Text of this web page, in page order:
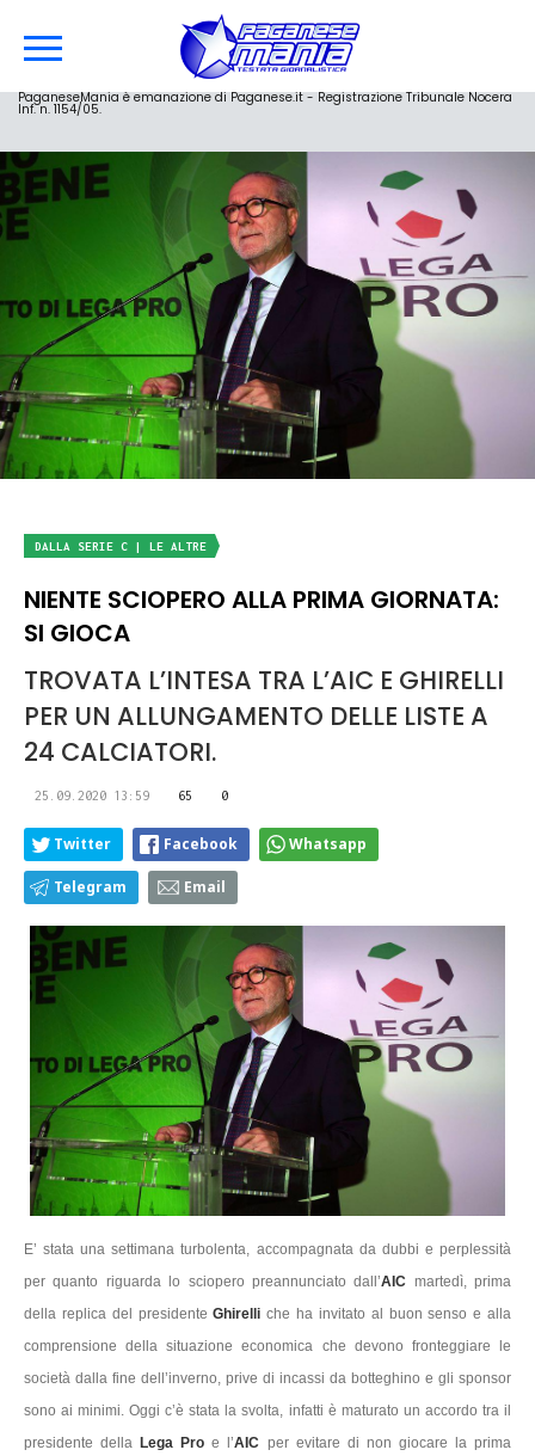
PaganeseMania è emanazione di Paganese.it - Registrazione Tribunale Nocera
Inf. n. 1154/05.
DALLA SERIE C | LE ALTRE
NIENTE SCIOPERO ALLA PRIMA GIORNATA:
SI GIOCA
TROVATA L’INTESA TRA L’AIC E GHIRELLI
PER UN ALLUNGAMENTO DELLE LISTE A
24 CALCIATORI.
25.09.2020 13:59 65 0
Twitter Facebook Whatsapp
Telegram Email
E’ stata una settimana turbolenta, accompagnata da dubbi e perplessità
per quanto riguarda lo sciopero preannunciato dall’AIC martedì, prima
della replica del presidenteGhirelli che ha invitato al buon senso e alla
comprensione della situazione economica che devono fronteggiare le
società dalla fine dell’inverno, prive di incassi da botteghino e gli sponsor
sono ai minimi. Oggi c’è stata la svolta, infatti è maturato un accordo tra il
presidente della Lega Pro e l’AIC per evitare di non giocare la prima